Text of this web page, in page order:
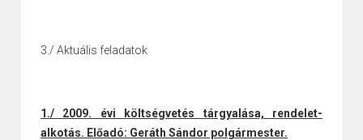
3./ Aktuális feladatok
1./ 2009. évi költségvetés tárgyalása, rendelet-
alkotás. Előadó: Geráth Sándor polgármester.